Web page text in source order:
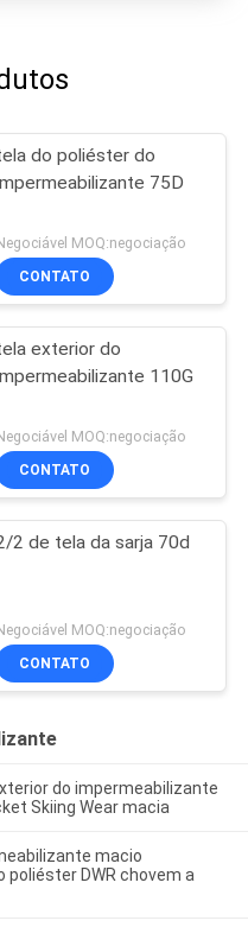
do poliéster do
75D
MOQ:negociação
CONTATO
exterior do
110G
MOQ:negociação
CONTATO
2 de tela da sarja 70d
MOQ:negociação
CONTATO
do impermeabilizante
Skiing Wear macia
macio
DWR chovem a